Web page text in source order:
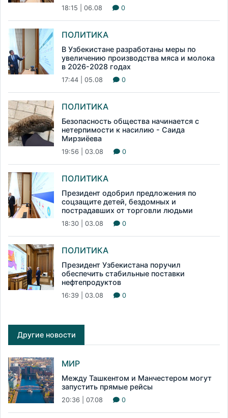
18:15 | 06.08 0
ПОЛИТИКА
В Узбекистане разработаны меры по
увеличению производства мяса и молока
в 2026-2028 годах
17:44 | 05.08 0
ПОЛИТИКА
Безопасность общества начинается с
нетерпимости к насилию - Саида
Мирзиёева
19:56 | 03.08 0
ПОЛИТИКА
Президент одобрил предложения по
соцзащите детей, бездомных и
пострадавших от торговли людьми
18:30 | 03.08 0
ПОЛИТИКА
Президент Узбекистана поручил
обеспечить стабильные поставки
нефтепродуктов
16:39 | 03.08 0
Другие новости
МИР
Между Ташкентом и Манчестером могут
запустить прямые рейсы
20:36 | 07.08 0